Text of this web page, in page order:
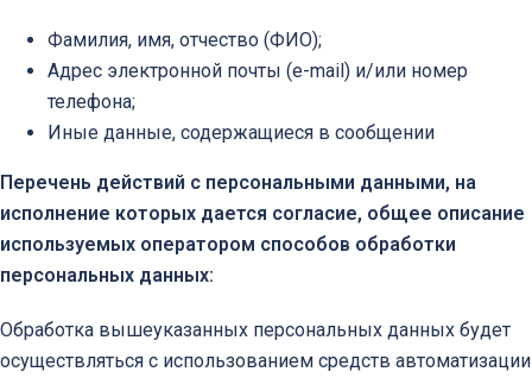
Фамилия, имя, отчество (ФИО);
Адрес электронной почты (e-mail) и/или номер
телефона;
Иные данные, содержащиеся в сообщении
Перечень действий с персональными данными, на
исполнение которых дается согласие, общее описание
используемых оператором способов обработки
персональных данных:
Обработка вышеуказанных персональных данных будет
осуществляться с использованием средств автоматизации